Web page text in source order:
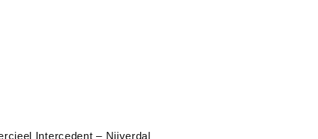
Intercedent – Nijverdal